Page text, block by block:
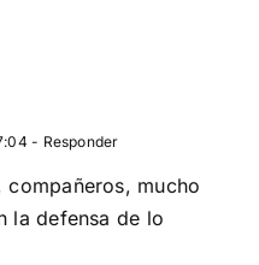
- Responder
compañeros, mucho
la defensa de lo